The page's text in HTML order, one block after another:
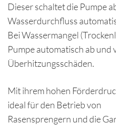
Dieser schaltet die Pumpe
Wasserdurchfluss
Bei Wassermangel
Pumpe automatisch ab und
Überhitzungsschäden.
Mit ihrem hohen
ideal für den Betrieb von
Rasensprengern und die